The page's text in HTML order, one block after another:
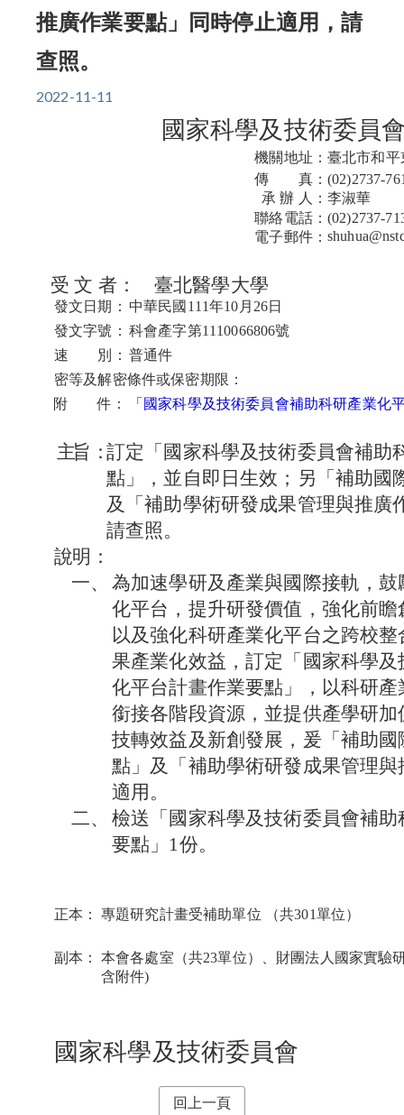
推廣作業要點」同時停止適用，請
查照。
2022-11-11
國家科學及技術委
機關地址： 臺北市和平
傳 真： (02)2737-
承 辦 人： 李淑華
聯絡電話： (02)2737-
電子郵件：
受 文 者： 臺北醫學大學
發文日期： 中華民國111年10月26日
發文字號： 科會產字第1110066806號
速 別： 普通件
密等及解密條件或保密期限：
附 件：
「國家科學及技術委員會補助科研產業化
主旨：訂定「國家科學及技術委員會補助
點」，並自即日生效；另「補助國
及「補助學術研發成果管理與推廣
請查照。
說明：
一、
為加速學研及產業與國際接軌，
化平台，提升研發價值，強化前
以及強化科研產業化平台之跨校
果產業化效益，訂定「國家科學
化平台計畫作業要點」，以科研
銜接各階段資源，並提供產學研
技轉效益及新創發展，爰「補助
點」及「補助學術研發成果管理
適用。
二、
檢送「國家科學及技術委員會補
要點」1份。
正本： 專題研究計畫受補助單位 （共301單位）
副本：
本會各處室（共23單位）、財團法人國家實驗
含附件)
國家科學及技術委員會
回上一頁